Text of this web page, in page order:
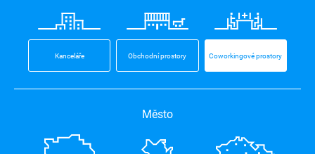
Kanceláře Obchodní prostory Coworkingové prostory
Město